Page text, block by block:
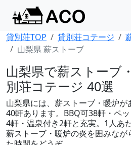
貸別荘TOP 貸別荘コテージ
山梨県 薪ストーブ
山梨県で薪ストーブ
別荘コテージ 40選
山梨県には、薪ストーブ・暖炉
40軒あります。BBQ可38軒・ペ
4軒・温泉付き2軒と充実。1人あ
薪ストーブ・暖炉の炎を囲みなが